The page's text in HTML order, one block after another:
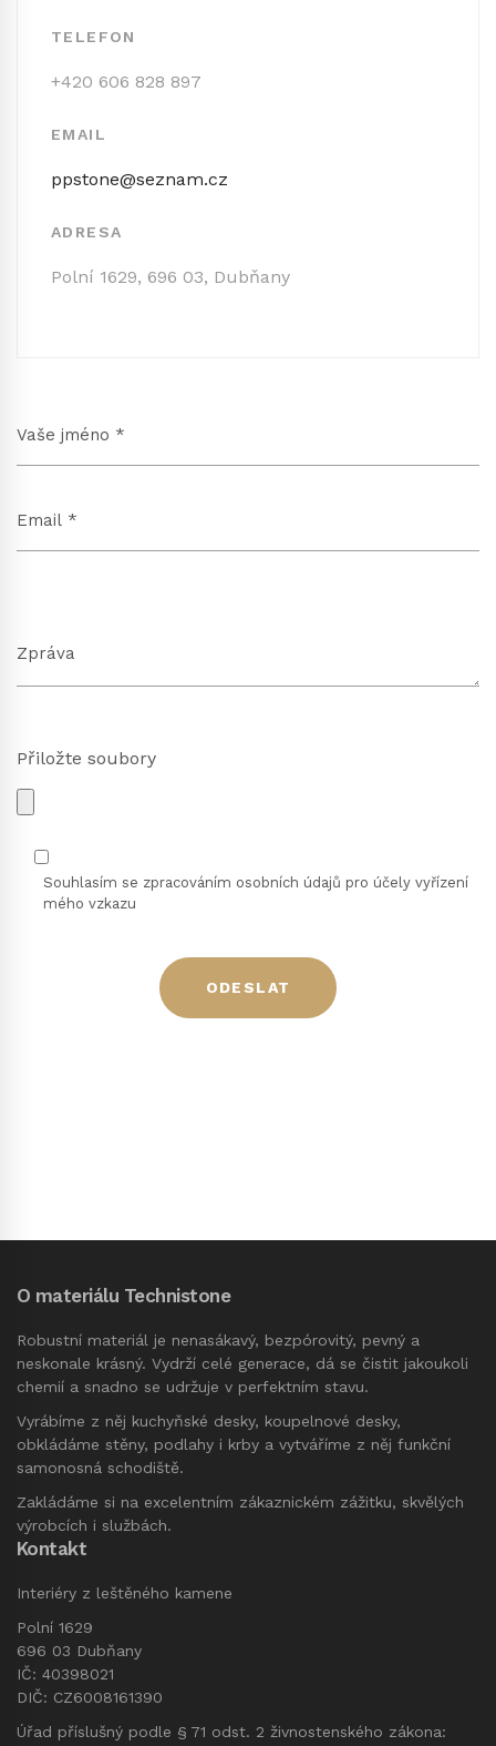
TELEFON
+420 606 828 897
EMAIL
ppstone@seznam.cz
ADRESA
Polní 1629, 696 03, Dubňany
Přiložte soubory
Souhlasím se zpracováním osobních údajů pro účely vyřízení
mého vzkazu
O materiálu Technistone
Robustní materiál je nenasákavý, bezpórovitý, pevný a
neskonale krásný. Vydrží celé generace, dá se čistit jakoukoli
chemií a snadno se udržuje v perfektním stavu.
Vyrábíme z něj kuchyňské desky, koupelnové desky,
obkládáme stěny, podlahy i krby a vytváříme z něj funkční
samonosná schodiště.
Zakládáme si na excelentním zákaznickém zážitku, skvělých
výrobcích i službách.
Kontakt
Interiéry z leštěného kamene
Polní 1629
696 03 Dubňany
IČ: 40398021
DIČ: CZ6008161390
Úřad příslušný podle § 71 odst. 2 živnostenského zákona: